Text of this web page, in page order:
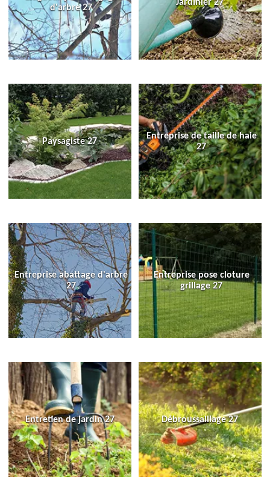
d'arbre 27
Jardinier 27
Paysagiste 27
Entreprise de taille de haie
27
Entreprise abattage d'arbre
27
Entreprise pose cloture
grillage 27
Entretien de jardin 27 Débroussaillage 27